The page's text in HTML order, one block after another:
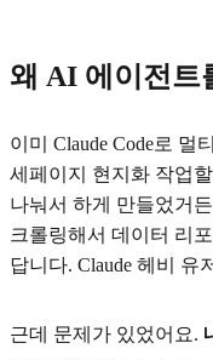
왜 AI 에이전트
이미 Claude Code로
세페이지 현지화 작업
나눠서 하게 만들었거
크롤링해서 데이터 리
답니다. Claude 헤비 유
근데 문제가 있었어요.